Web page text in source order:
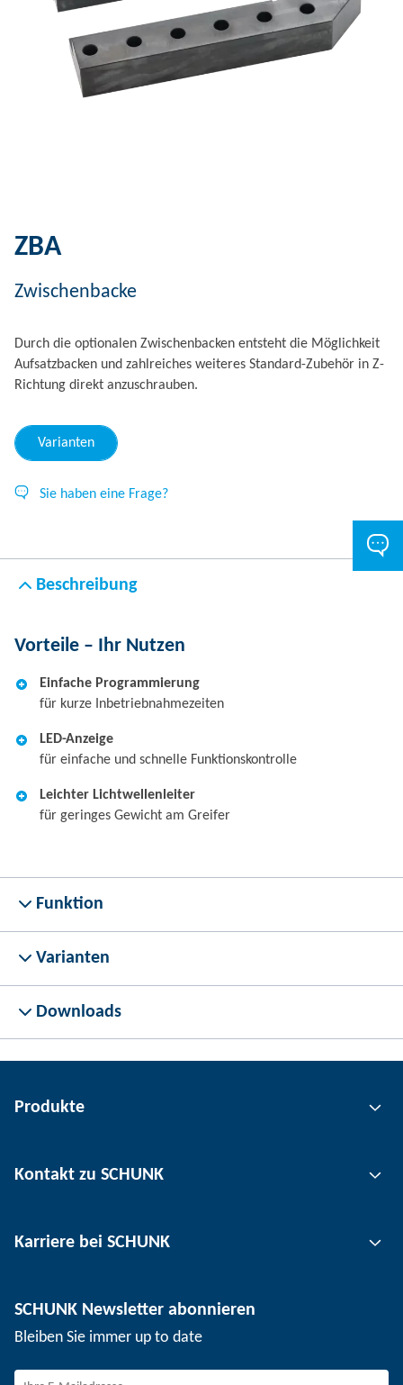
ZBA
Zwischenbacke
Durch die optionalen Zwischenbacken entsteht die Möglichkeit
Aufsatzbacken und zahlreiches weiteres Standard-Zubehör in Z-
Richtung direkt anzuschrauben.
Varianten
Sie haben eine Frage?
Beschreibung
Vorteile – Ihr Nutzen
Einfache Programmierung
für kurze Inbetriebnahmezeiten
LED-Anzeige
für einfache und schnelle Funktionskontrolle
Leichter Lichtwellenleiter
für geringes Gewicht am Greifer
Funktion
Varianten
Downloads
Produkte
Automatisierungstechnik
Werkstückspanntechnik
Kontakt zu SCHUNK
Standorte
Veranstaltungen
SCHUNK – Hinweisgebersystem
Karriere bei SCHUNK
Arbeiten bei SCHUNK
SCHUNK Newsletter abonnieren
Bleiben Sie immer up to date